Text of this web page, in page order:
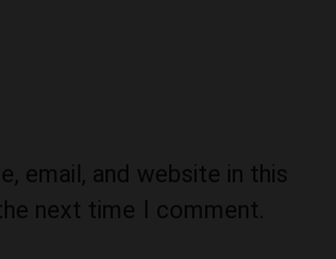
next time I comment.